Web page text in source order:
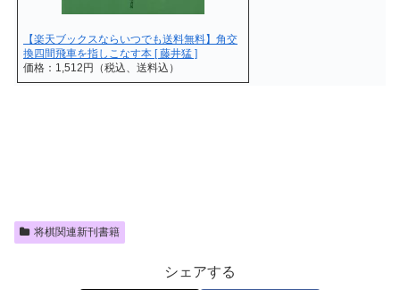
【楽天ブックスならいつでも送料無料】角交
換四間飛車を指しこなす本 [ 藤井猛 ]
価格：1,512円（税込、送料込）
将棋関連新刊書籍
シェアする